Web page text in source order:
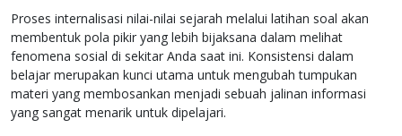
Proses internalisasi nilai-nilai sejarah melalui latihan soal akan
membentuk pola pikir yang lebih bijaksana dalam melihat
fenomena sosial di sekitar Anda saat ini. Konsistensi dalam
belajar merupakan kunci utama untuk mengubah tumpukan
materi yang membosankan menjadi sebuah jalinan informasi
yang sangat menarik untuk dipelajari.